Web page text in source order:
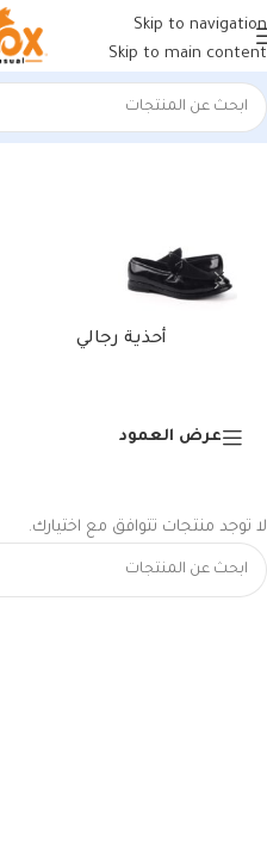
Skip to navigation
Skip to main content
الرئيسية/منتجات تحت الوسم
أحذية رجالي
عرض العمود
لا توجد منتجات تتوافق مع اختيارك.